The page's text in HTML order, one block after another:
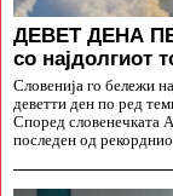
ДЕВЕТ ДЕНА
со најдолгиот
Словенија го бележи
деветти ден по ред
Според словенечката
последен од